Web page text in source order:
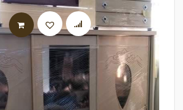
AJOUTER AU PANIER